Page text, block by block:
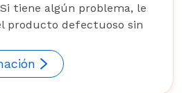
tiene algún problema, le
producto defectuoso sin